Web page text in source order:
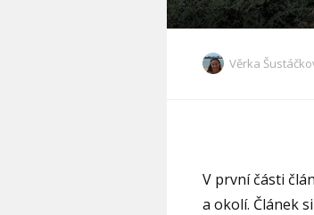
Věrka
V první části
a okolí. Článek